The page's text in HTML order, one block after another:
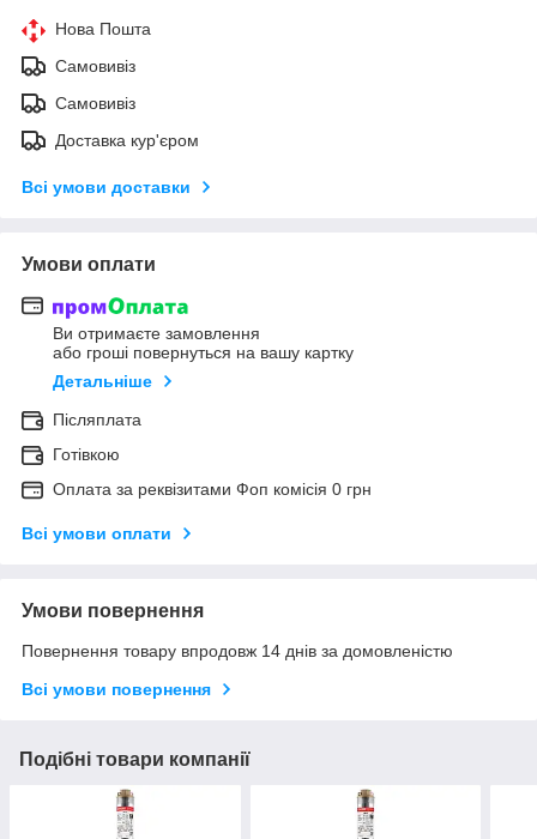
Нова Пошта
Самовивіз
Самовивіз
Доставка кур'єром
Всі умови доставки
Умови оплати
Ви отримаєте замовлення
або гроші повернуться на вашу картку
Детальніше
Післяплата
Готівкою
Оплата за реквізитами Фоп комісія 0 грн
Всі умови оплати
Умови повернення
Повернення товару впродовж 14 днів за домовленістю
Всі умови повернення
Подібні товари компанії